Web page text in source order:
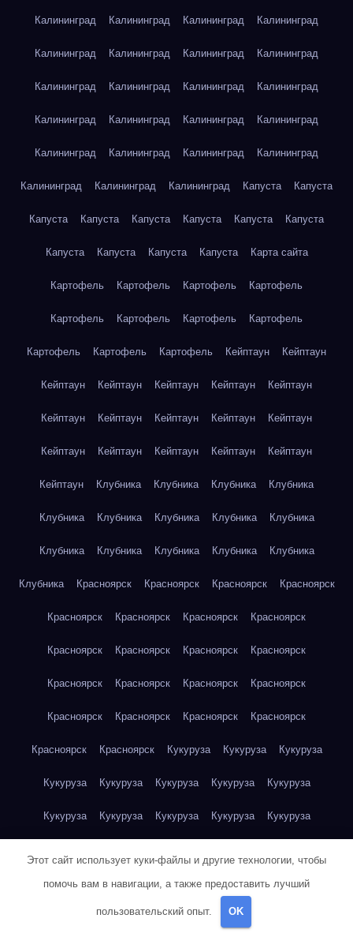
Калининград Калининград Калининград Калининград
Калининград Калининград Калининград Калининград
Калининград Калининград Калининград Калининград
Калининград Калининград Калининград Калининград
Калининград Калининград Калининград Калининград
Калининград Калининград Калининград Капуста Капуста
Капуста Капуста Капуста Капуста Капуста Капуста
Капуста Капуста Капуста Капуста Карта сайта
Картофель Картофель Картофель Картофель
Картофель Картофель Картофель Картофель
Картофель Картофель Картофель Кейптаун Кейптаун
Кейптаун Кейптаун Кейптаун Кейптаун Кейптаун
Кейптаун Кейптаун Кейптаун Кейптаун Кейптаун
Кейптаун Кейптаун Кейптаун Кейптаун Кейптаун
Кейптаун Клубника Клубника Клубника Клубника
Клубника Клубника Клубника Клубника Клубника
Клубника Клубника Клубника Клубника Клубника
Клубника Красноярск Красноярск Красноярск Красноярск
Красноярск Красноярск Красноярск Красноярск
Красноярск Красноярск Красноярск Красноярск
Красноярск Красноярск Красноярск Красноярск
Красноярск Красноярск Красноярск Красноярск
Красноярск Красноярск Кукуруза Кукуруза Кукуруза
Кукуруза Кукуруза Кукуруза Кукуруза Кукуруза
Кукуруза Кукуруза Кукуруза Кукуруза Кукуруза
Куриная грудка Куриная грудка Куриная грудка
Куриная грудка Куриная грудка Куриная грудка
Этот сайт использует куки-файлы и другие технологии, чтобы
помочь вам в навигации, а также предоставить лучший
пользовательский опыт. OK